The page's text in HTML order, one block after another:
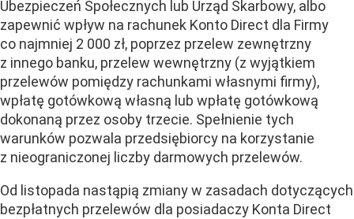
Ubezpieczeń Społecznych lub Urząd Skarbowy, albo
zapewnić wpływ na rachunek Konto Direct dla Firmy
co najmniej 2 000 zł, poprzez przelew zewnętrzny
z innego banku, przelew wewnętrzny (z wyjątkiem
przelewów pomiędzy rachunkami własnymi firmy),
wpłatę gotówkową własną lub wpłatę gotówkową
dokonaną przez osoby trzecie. Spełnienie tych
warunków pozwala przedsiębiorcy na korzystanie
z nieograniczonej liczby darmowych przelewów.
Od listopada nastąpią zmiany w zasadach dotyczących
bezpłatnych przelewów dla posiadaczy Konta Direct